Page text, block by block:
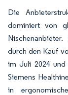
Die
dominiert von
durch den Kauf
im Juli 2024 und
Siemens
in